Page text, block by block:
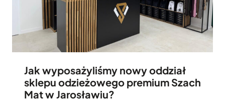
Jak wyposażyliśmy nowy oddział
sklepu odzieżowego premium Szach
Mat w Jarosławiu?